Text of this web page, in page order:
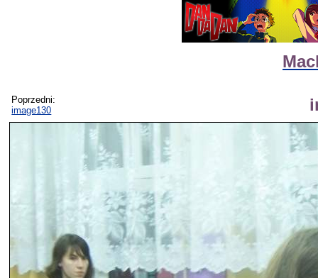
Poprzedni:
image130